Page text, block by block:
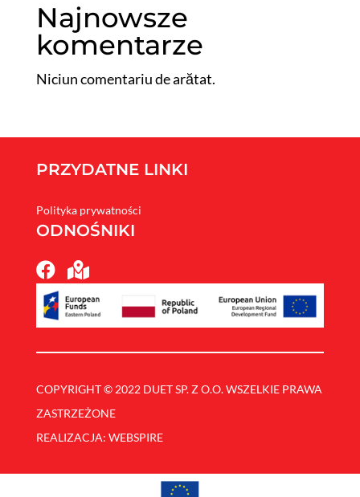
Najnowsze
komentarze
Niciun comentariu de arătat.
PRZYDATNE LINKI
Polityka prywatności
ODNOŚNIKI
 
COPYRIGHT © 2022 DUET SP. Z O.O. WSZELKIE PRAWA
ZASTRZEŻONE
REALIZACJA: WEBSPIRE